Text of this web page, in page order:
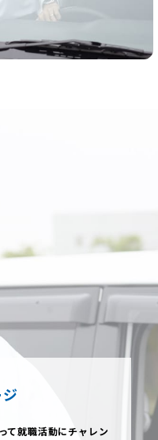
て就職活動にチャレン